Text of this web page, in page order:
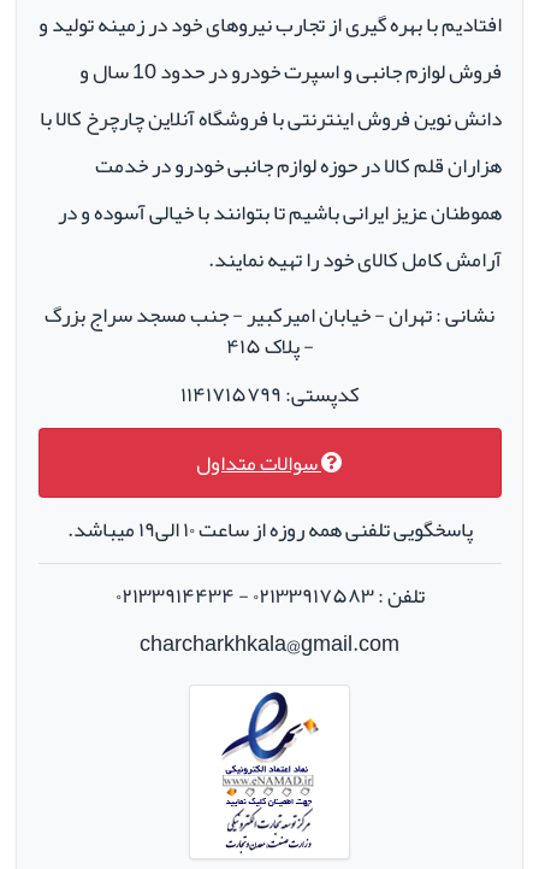
افتادیم با بهره گیری از تجارب نیروهای خود در زمینه تولید و
فروش لوازم جانبی و اسپرت خودرو در حدود 10 سال و
دانش نوین فروش اینترنتی با فروشگاه آنلاین چارچرخ کالا با
هزاران قلم کالا در حوزه لوازم جانبی خودرو در خدمت
هموطنان عزیز ایرانی باشیم تا بتوانند با خیالی آسوده و در
آرامش کامل کالای خود را تهیه نمایند.
نشانی : تهران - خیابان امیرکبیر - جنب مسجد سراج بزرگ
- پلاک ۴۱۵
کدپستی: ۱۱۴۱۷۱۵۷۹۹
سوالات متداول
پاسخگویی تلفنی همه روزه از ساعت ۱۰ الی۱۹ میباشد.
تلفن : ۰۲۱۳۳۹۱۷۵۸۳ - ۰۲۱۳۳۹۱۴۴۳۴
charcharkhkala@gmail.com